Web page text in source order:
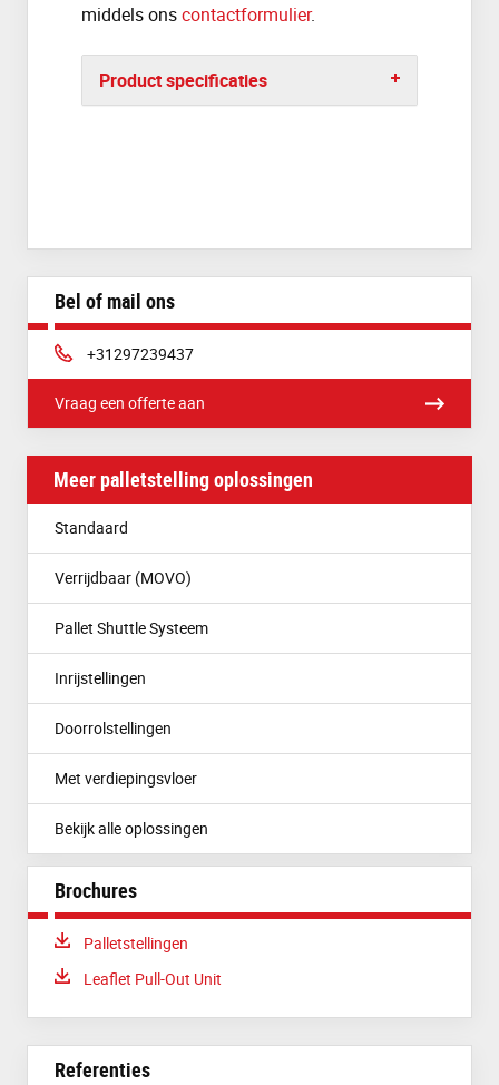
middels onscontactformulier.
Product specificaties
Bel of mail ons
Telefoon:
+31297239437
Vraag een offerte aan
Meer palletstelling oplossingen
Standaard
Verrijdbaar (MOVO)
Pallet Shuttle Systeem
Inrijstellingen
Doorrolstellingen
Met verdiepingsvloer
Bekijk alle oplossingen
Brochures
Download:
Palletstellingen
Download:
Leaflet Pull-Out Unit
Referenties